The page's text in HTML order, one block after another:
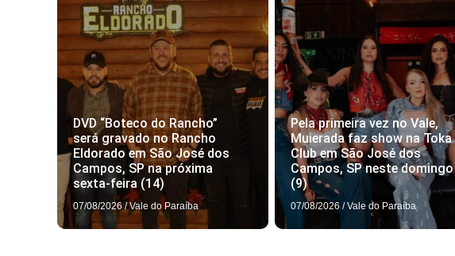
DVD “Boteco do Rancho”
será gravado no Rancho
Eldorado em São José dos
Campos, SP na próxima
sexta-feira (14)
07/08/2026 / Vale do Paraíba
Pela primeira vez no Vale,
Muierada faz show na Toka
Club em São José dos
Campos, SP neste domingo
(9)
07/08/2026 / Vale do Paraíba